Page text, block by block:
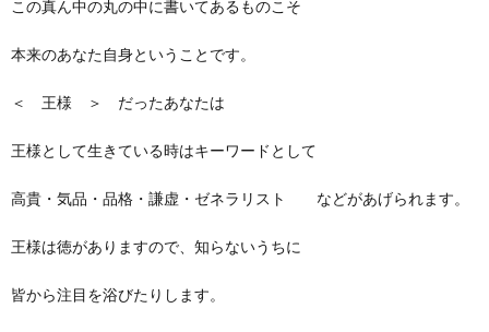
この真ん中の丸の中に書いてあるものこそ
本来のあなた自身ということです。
＜ 王様 ＞ だったあなたは
王様として生きている時はキーワードとして
高貴・気品・品格・謙虚・ゼネラリスト などがあげられます。
王様は徳がありますので、知らないうちに
皆から注目を浴びたりします。